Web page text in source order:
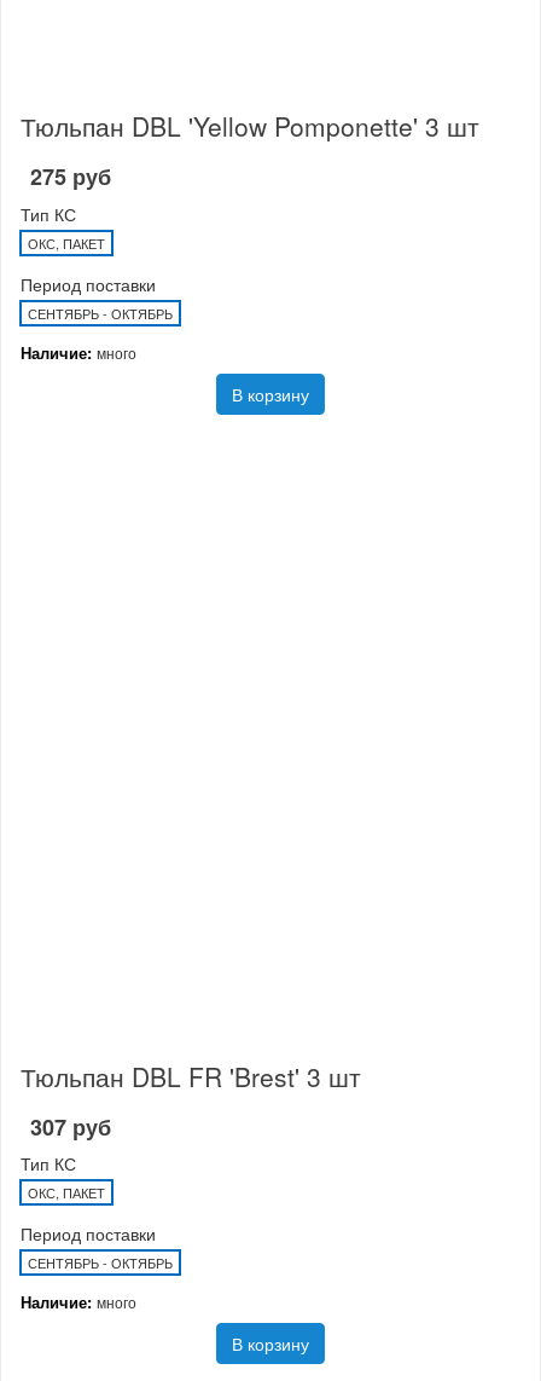
Тюльпан DBL 'Yellow Pomponette' 3 шт
275 руб
Тип КС
ОКС, ПАКЕТ
Период поставки
СЕНТЯБРЬ - ОКТЯБРЬ
Наличие: много
В корзину
Тюльпан DBL FR 'Brest' 3 шт
307 руб
Тип КС
ОКС, ПАКЕТ
Период поставки
СЕНТЯБРЬ - ОКТЯБРЬ
Наличие: много
В корзину